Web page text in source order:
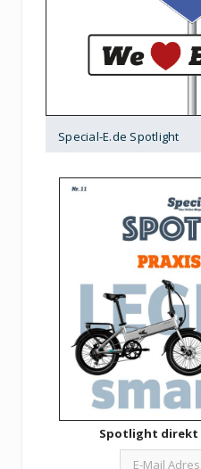
Special-E.de Spotlight
Spotlight direkt